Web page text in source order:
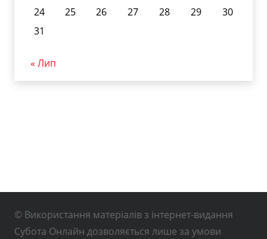
24
25 26 27 28 29
30
31
« Лип
© Використання матеріалів з інтернет-видання
Субота Онлайн дозволяється лише за умови